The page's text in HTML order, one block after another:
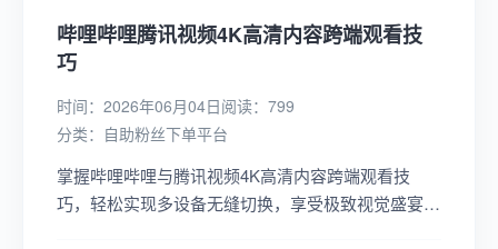
哔哩哔哩腾讯视频4K高清内容跨端观看技
巧
时间：2026年06月04日阅读：799
分类： 自助粉丝下单平台
掌握哔哩哔哩与腾讯视频4K高清内容跨端观看技
巧，轻松实现多设备无缝切换，享受极致视觉盛宴，